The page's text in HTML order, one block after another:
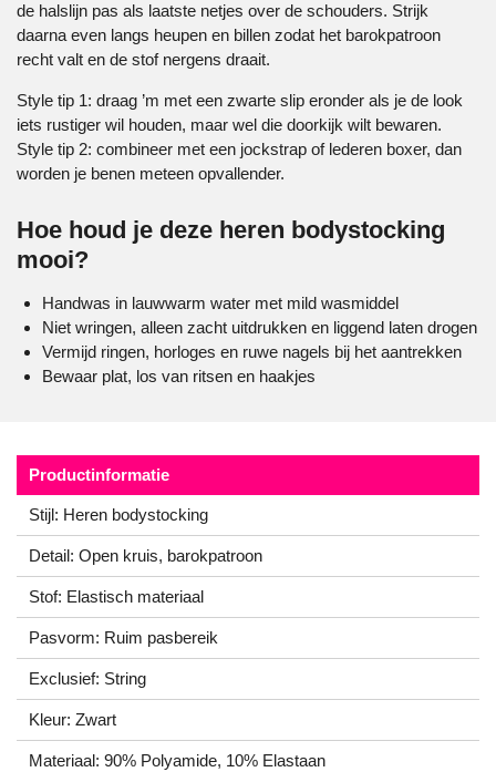
de halslijn pas als laatste netjes over de schouders. Strijk
daarna even langs heupen en billen zodat het barokpatroon
recht valt en de stof nergens draait.
Style tip 1: draag ’m met een zwarte slip eronder als je de look
iets rustiger wil houden, maar wel die doorkijk wilt bewaren.
Style tip 2: combineer met een jockstrap of lederen boxer, dan
worden je benen meteen opvallender.
Hoe houd je deze heren bodystocking
mooi?
Handwas in lauwwarm water met mild wasmiddel
Niet wringen, alleen zacht uitdrukken en liggend laten drogen
Vermijd ringen, horloges en ruwe nagels bij het aantrekken
Bewaar plat, los van ritsen en haakjes
Productinformatie
Stijl: Heren bodystocking
Detail: Open kruis, barokpatroon
Stof: Elastisch materiaal
Pasvorm: Ruim pasbereik
Exclusief: String
Kleur: Zwart
Materiaal: 90% Polyamide, 10% Elastaan